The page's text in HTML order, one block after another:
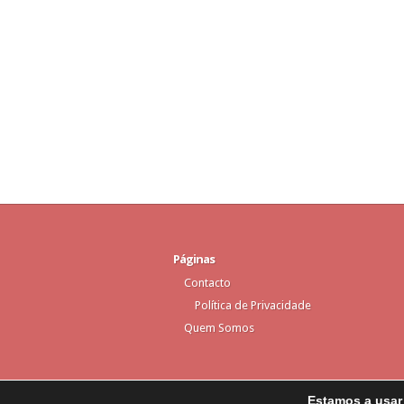
Páginas
Contacto
Política de Privacidade
Quem Somos
Estamos a